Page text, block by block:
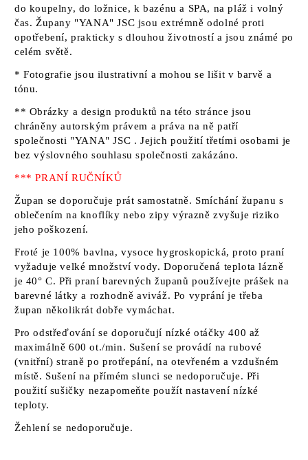
do koupelny, do ložnice, k bazénu a SPA, na pláž i volný
čas. Župany "YANA" JSC jsou extrémně odolné proti
opotřebení, prakticky s dlouhou životností a jsou známé po
celém světě.
* Fotografie jsou ilustrativní a mohou se lišit v barvě a
tónu.
** Obrázky a design produktů na této stránce jsou
chráněny autorským právem a práva na ně patří
společnosti "YANA" JSC . Jejich použití třetími osobami je
bez výslovného souhlasu společnosti zakázáno.
*** PRANÍ RUČNÍKŮ
Župan se doporučuje prát samostatně. Smíchání županu s
oblečením na knoflíky nebo zipy výrazně zvyšuje riziko
jeho poškození.
Froté je 100% bavlna, vysoce hygroskopická, proto praní
vyžaduje velké množství vody. Doporučená teplota lázně
je 40° C. Při praní barevných županů používejte prášek na
barevné látky a rozhodně aviváž. Po vyprání je třeba
župan několikrát dobře vymáchat.
Pro odstřeďování se doporučují nízké otáčky 400 až
maximálně 600 ot./min. Sušení se provádí na rubové
(vnitřní) straně po protřepání, na otevřeném a vzdušném
místě. Sušení na přímém slunci se nedoporučuje. Při
použití sušičky nezapomeňte použít nastavení nízké
teploty.
Žehlení se nedoporučuje.